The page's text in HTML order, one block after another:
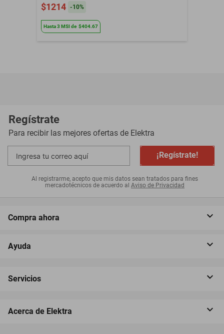
$1214 -10%
Hasta3 MSIde $404.67
Regístrate
Para recibir las mejores ofertas de Elektra
¡Regístrate!
Al registrarme, acepto que mis datos sean tratados para fines
mercadotécnicos de acuerdo al Aviso de Privacidad
Compra ahora
Ayuda
Servicios
Acerca de Elektra